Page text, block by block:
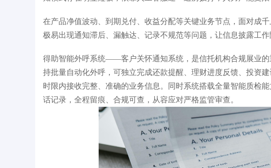
在产品净值波动、到期兑付、收益分配等关键业务节点，面对成
极易出现通知滞后、漏触达、记录不规范等问题，让信息披露工作
得助智能外呼系统——客户关怀通知系统，是信托机构合规展业
持批量自动化外呼，可独立完成还款提醒、理财进度反馈、投资
时限内接收完整、准确的业务信息。同时系统搭载全量智能质检
话记录，全程留痕、合规可查，从容应对严格监管审查。